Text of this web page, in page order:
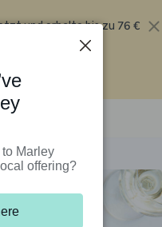
und erhalte bis zu 76 €
fünf Boxen
Marley
offering?